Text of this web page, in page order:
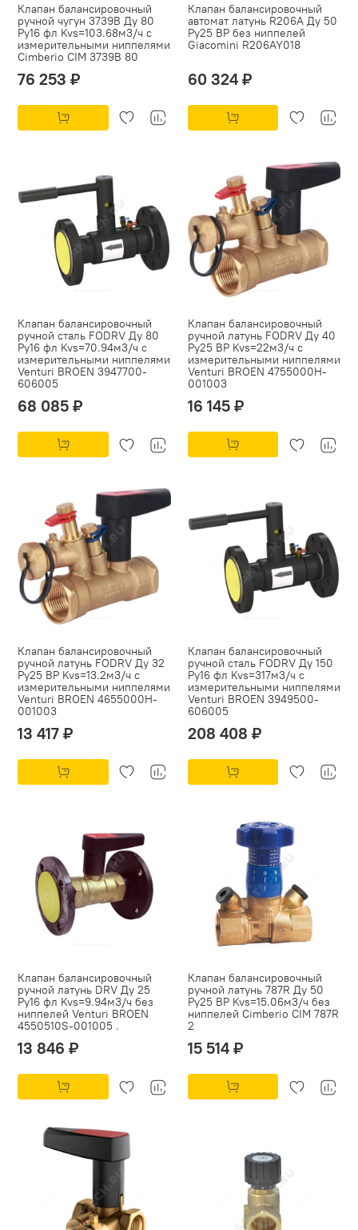
Клапан балансировочный
ручной чугун 3739B Ду 80
Ру16 фл Kvs=103.68м3/ч с
измерительными ниппелями
Cimberio CIM 3739B 80
76 253 ₽
Клапан балансировочный
автомат латунь R206A Ду 50
Ру25 ВР без ниппелей
Giacomini R206AY018
60 324 ₽
Клапан балансировочный
ручной сталь FODRV Ду 80
Ру16 фл Kvs=70.94м3/ч с
измерительными ниппелями
Venturi BROEN 3947700-
606005
68 085 ₽
Клапан балансировочный
ручной латунь FODRV Ду 40
Ру25 ВР Kvs=22м3/ч с
измерительными ниппелями
Venturi BROEN 4755000H-
001003
16 145 ₽
Клапан балансировочный
ручной латунь FODRV Ду 32
Ру25 ВР Kvs=13.2м3/ч с
измерительными ниппелями
Venturi BROEN 4655000H-
001003
13 417 ₽
Клапан балансировочный
ручной сталь FODRV Ду 150
Ру16 фл Kvs=317м3/ч с
измерительными ниппелями
Venturi BROEN 3949500-
606005
208 408 ₽
Клапан балансировочный
ручной латунь DRV Ду 25
Ру16 фл Kvs=9.94м3/ч без
ниппелей Venturi BROEN
4550510S-001005 .
13 846 ₽
Клапан балансировочный
ручной латунь 787R Ду 50
Ру25 ВР Kvs=15.06м3/ч без
ниппелей Cimberio CIM 787R
2
15 514 ₽